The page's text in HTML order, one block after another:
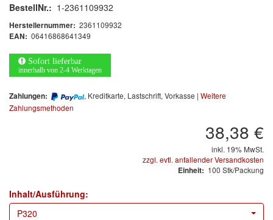
Mischfarben
Restposten
Informationsmaterial
MARKEN
(1)
E-D
BestellNr.: 1-2361109932
Herstellernummer: 2361109932
EAN: 06416868641349
Sofort lieferbar
innerhalb von 2-4 Werktagen
Zahlungen: , Kreditkarte, Lastschrift, Vorkasse | Weitere
Zahlungsmethoden
38,38 €
inkl. 19% MwSt.
zzgl. evtl. anfallender Versandkosten
Einheit: 100 Stk/Packung
Inhalt/Ausführung:
P320